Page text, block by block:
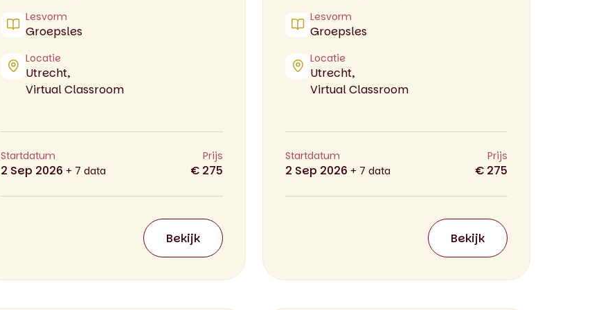
Lesvorm
Groepsles
Locatie
Utrecht,
Virtual Classroom
Startdatum
2 Sep 2026 + 7 data
Prijs
€ 275
Bekijk
Lesvorm
Groepsles
Locatie
Utrecht,
Virtual Classroom
Startdatum
2 Sep 2026 + 7 data
Prijs
€ 275
Bekijk